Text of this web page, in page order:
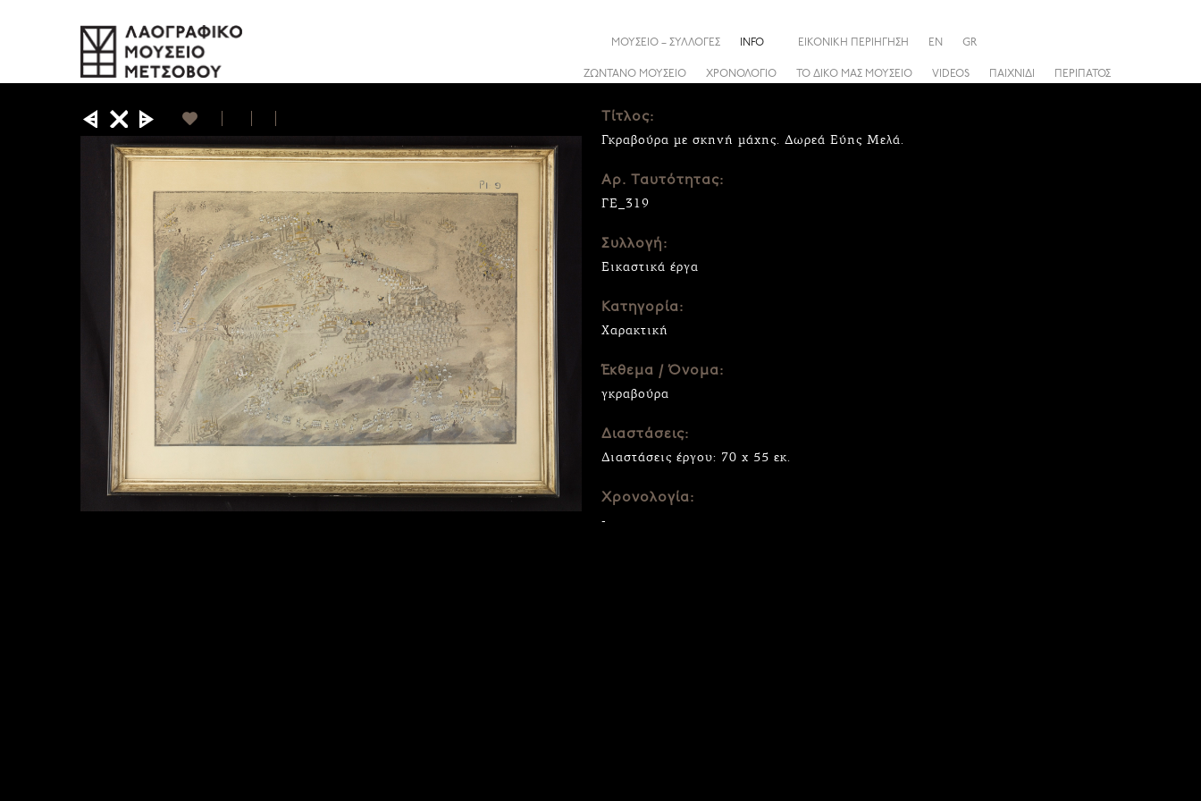
ΖΩΝΤΑΝΟ ΜΟΥΣΕΙΟ ΧΡΟΝΟΛΟΓΙΟ ΤΟ ΔΙΚΟ ΜΑΣ ΜΟΥΣΕΙΟ VIDEOS ΠΑΙΧΝΙΔΙ ΠΕΡΙΠΑΤΟΣ
ΜΟΥΣΕΙΟ – ΣΥΛΛΟΓΕΣ INFO ΕΙΚΟΝΙΚΗ ΠΕΡΙΗΓΗΣΗ EN GR
Τίτλος:
Γκραβούρα με σκηνή μάχης. Δωρεά Εύης Μελά.
Αρ. Ταυτότητας:
ΓΕ_319
Συλλογή:
Εικαστικά έργα
Κατηγορία:
Χαρακτική
Έκθεμα / Όνομα:
γκραβούρα
Διαστάσεις:
Διαστάσεις έργου: 70 x 55 εκ.
Χρονολογία:
-